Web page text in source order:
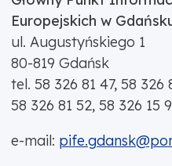
Europejskich w
ul. Augustyńskiego 1
80-819 Gdańsk
tel. 58 326 81 47, 58 326
58 326 81 52, 58 326 15
e-mail: